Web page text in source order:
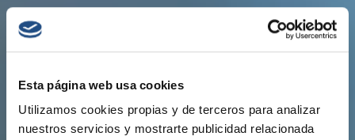
Esta página web usa cookies
Utilizamos cookies propias y de terceros para analizar
nuestros servicios y mostrarte publicidad relacionada